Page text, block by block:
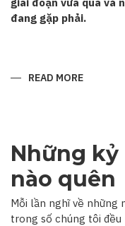
đang gặp phải.
READ MORE
VIỆT
NAM
ĐANG
TRÊN
ĐÀ
PHÁT
TRIỂN”
Những
nào quên
Mỗi lần nghĩ về những
trong số chúng tôi